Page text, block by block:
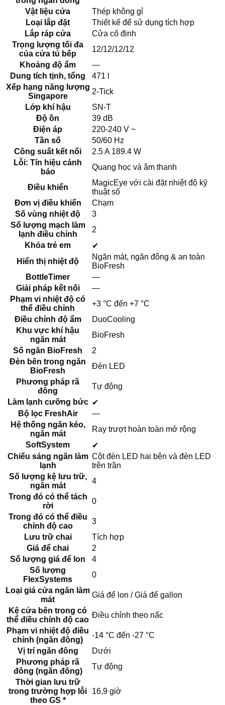
Vật liệu cửa
Thép không gỉ
Loại lắp đặt
Thiết kế để sử dụng tích hợp
Lắp ráp cửa
Cửa cố định
Trọng lượng tối đa
của cửa tủ bếp
12/12/12/12
Khoảng độ ẩm
—
Dung tích tịnh, tổng
471 l
Xếp hạng năng lượng
Singapore
2-Tick
Lớp khí hậu
SN-T
Độ ồn
39 dB
Điện áp
220-240 V ~
Tần số
50/60 Hz
Công suất kết nối
2.5 A 189.4 W
Lỗi: Tín hiệu cảnh
báo
Quang học và âm thanh
Điều khiển
MagicEye với cài đặt nhiệt độ kỹ
thuật số
Đơn vị điều khiển
Chạm
Số vùng nhiệt độ
3
Số lượng mạch làm
lạnh điều chỉnh
2
Khóa trẻ em
✔
Hiển thị nhiệt độ
Ngăn mát, ngăn đông & an toàn
BioFresh
BottleTimer
—
Giải pháp kết nối
—
Phạm vi nhiệt độ có
thể điều chỉnh
+3 °C đến +7 °C
Điều chỉnh độ ẩm
DuoCooling
Khu vực khí hậu
ngăn mát
BioFresh
Số ngăn BioFresh
2
Đèn bên trong ngăn
BioFresh
Đèn LED
Phương pháp rã
đông
Tự động
Làm lạnh cưỡng bức ✔
Bộ lọc FreshAir
—
Hệ thống ngăn kéo,
ngăn mát
Ray trượt hoàn toàn mở rộng
SoftSystem
✔
Chiếu sáng ngăn làm
lạnh
Cột đèn LED hai bên và đèn LED
trên trần
Số lượng kệ lưu trữ,
ngăn mát
4
Trong đó có thể tách
rời
0
Trong đó có thể điều
chỉnh độ cao
3
Lưu trữ chai
Tích hợp
Giá để chai
2
Số lượng giá để lon
4
Số lượng
FlexSystems
0
Loại giá cửa ngăn làm
mát
Giá để lon / Giá để gallon
Kệ cửa bên trong có
thể điều chỉnh độ cao
Điều chỉnh theo nấc
Phạm vi nhiệt độ điều
chỉnh (ngăn đông)
-14 °C đến -27 °C
Vị trí ngăn đông
Dưới
Phương pháp rã
đông (ngăn đông)
Tự động
Thời gian lưu trữ
trong trường hợp lỗi
theo GS *
16,9 giờ